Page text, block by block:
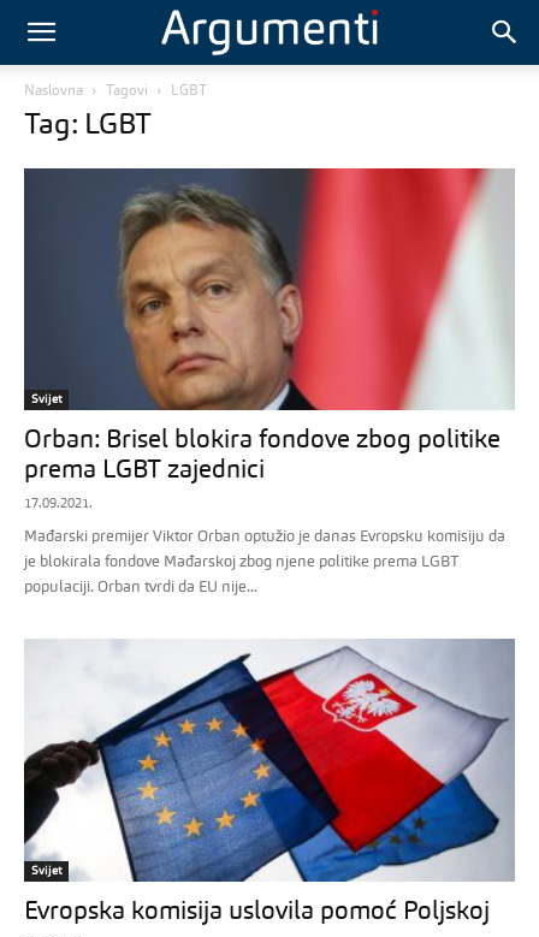
Naslovna Tagovi LGBT
Tag: LGBT
Svijet
Orban: Brisel blokira fondove zbog politike
prema LGBT zajednici
17.09.2021.
Mađarski premijer Viktor Orban optužio je danas Evropsku komisiju da
je blokirala fondove Mađarskoj zbog njene politike prema LGBT
populaciji. Orban tvrdi da EU nije...
Svijet
Evropska komisija uslovila pomoć Poljskoj